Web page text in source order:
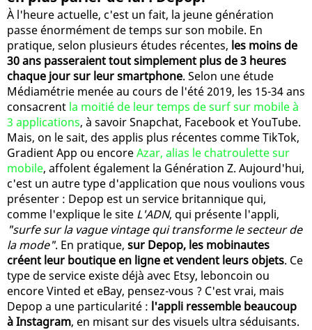
À l'heure actuelle, c'est un fait, la jeune génération
passe énormément de temps sur son mobile. En
pratique, selon plusieurs études récentes, les moins de
30 ans passeraient tout simplement plus de 3 heures
chaque jour sur leur smartphone. Selon une étude
Médiamétrie menée au cours de l'été 2019, les 15-34 ans
consacrent la moitié de leur temps de surf sur mobile à
3 applications, à savoir Snapchat, Facebook et YouTube.
Mais, on le sait, des applis plus récentes comme TikTok,
Gradient App ou encoreAzar, alias le chatroulette sur
mobile, affolent également la Génération Z. Aujourd'hui,
c'est un autre type d'application que nous voulions vous
présenter : Depop est un service britannique qui,
comme l'explique le site L'ADN, qui présente l'appli,
"surfe sur la vague vintage qui transforme le secteur de
la mode". En pratique, sur Depop, les mobinautes
créent leur boutique en ligne et vendent leurs objets. Ce
type de service existe déjà avec Etsy, leboncoin ou
encore Vinted et eBay, pensez-vous ? C'est vrai, mais
Depop a une particularité : l'appli ressemble beaucoup
à Instagram, en misant sur des visuels ultra séduisants.